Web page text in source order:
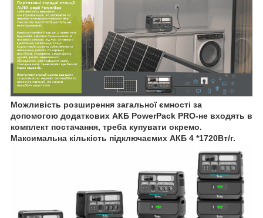
Можливість розширення загальної ємності за
допомогою додаткових АКБ PowerPack PRO-не входять в
комплект постачання, треба купувати окремо.
Максимальна кількість підключаємих АКБ 4 *1720Вт/г.